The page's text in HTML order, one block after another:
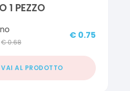
1 PEZZO
€0.68
€ 0.75
VAI AL PRODOTTO